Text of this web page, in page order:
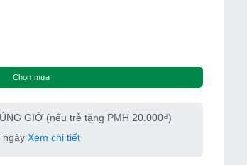
Chọn mua
GIỜ (nếu trễ tặng PMH 20.000₫)
ngày Xem chi tiết